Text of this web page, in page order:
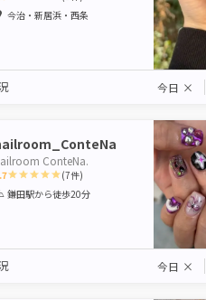
1 2 3 4 5
今治・新居浜・西条
今日 ×
ConteNa.
1 2 3 4 5
(7件)
鎌田駅から徒歩20分
今日 ×